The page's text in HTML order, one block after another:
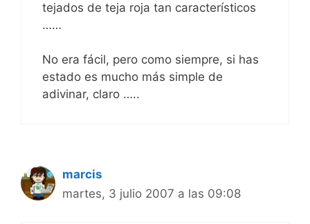
tejados de teja roja tan característicos
……
No era fácil, pero como siempre, si has
estado es mucho más simple de
adivinar, claro …..
marcis
martes, 3 julio 2007 a las 09:08